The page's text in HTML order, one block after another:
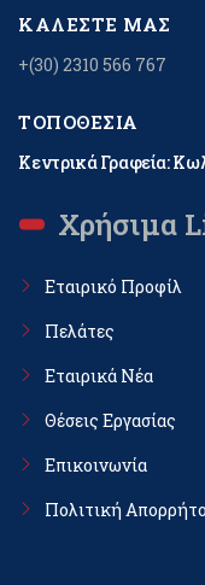
ΚΑΛΈΣΤΕ ΜΑΣ
+(30) 2310 566 767
ΤΟΠΟΘΕΣΊΑ
Κεντρικά Γραφεία:
Χρήσιμα
Εταιρικό Προφίλ
Πελάτες
Εταιρικά Νέα
Θέσεις Εργασίας
Επικοινωνία
Πολιτική